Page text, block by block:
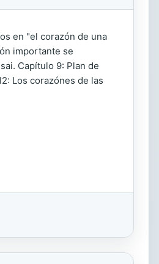
en "el corazón de una
importante se
Capítulo 9: Plan de
Los corazónes de las